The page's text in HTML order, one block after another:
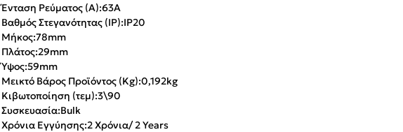
Ένταση Ρεύματος (Α):63Α
Βαθμός Στεγανότητας (IP):IP20
Μήκος:78mm
Πλάτος:29mm
Ύψος:59mm
Μεικτό Βάρος Προϊόντος (Kg):0,192kg
Κιβωτοποίηση (τεμ):3\90
Συσκευασία:Bulk
Χρόνια Εγγύησης:2 Χρόνια/ 2 Years